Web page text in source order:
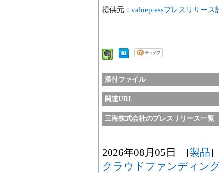
提供元： valuepressプレスリリース
添付ファイル
関連URL
三海株式会社のプレスリリース一覧
2026年08月05日 [製品]
クラウドファンディン